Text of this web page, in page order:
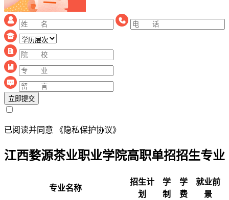
立即提交
已阅读并同意 《隐私保护协议》
江西婺源茶业职业学院高职单招招生专业
专业名称
招生计
划
学
制
学
费
就业前
景